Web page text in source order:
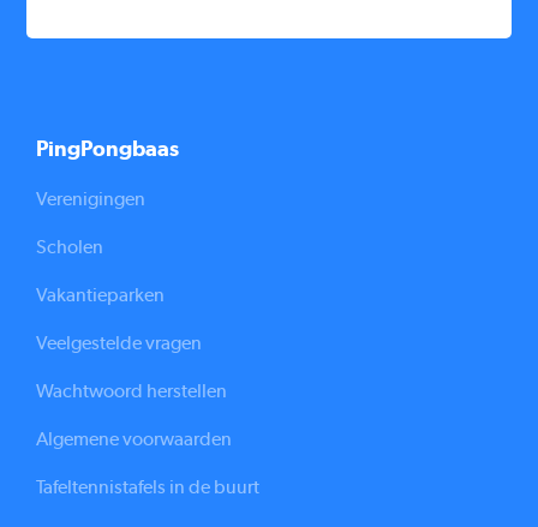
PingPongbaas
Verenigingen
Scholen
Vakantieparken
Veelgestelde vragen
Wachtwoord herstellen
Algemene voorwaarden
Tafeltennistafels in de buurt